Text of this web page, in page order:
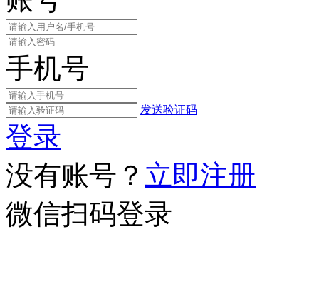
手机号
发送验证码
登录
没有账号？ 立即注册
微信扫码登录